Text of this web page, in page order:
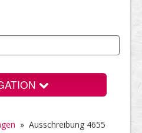
» Ausschreibung 4655